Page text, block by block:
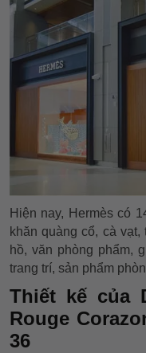
Hiện nay, Hermès có
khăn quàng cổ, cà
hồ, văn phòng phẩm,
trang trí, sản phẩm
Thiết kế của
Rouge
36